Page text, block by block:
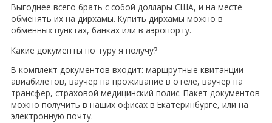
Выгоднее всего брать с собой доллары США, и на месте
обменять их на дирхамы. Купить дирхамы можно в
обменных пунктах, банках или в аэропорту.
Какие документы по туру я получу?
В комплект документов входит: маршрутные квитанции
авиабилетов, ваучер на проживание в отеле, ваучер на
трансфер, страховой медицинский полис. Пакет документов
можно получить в наших офисах в Екатеринбурге, или на
электронную почту.